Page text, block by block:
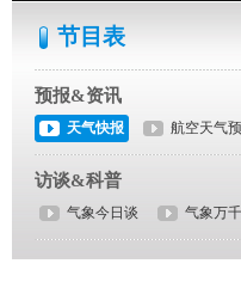
节目表
预报&资讯
天气快报 航空天气
访谈&科普
气象今日谈 气象万千
生活